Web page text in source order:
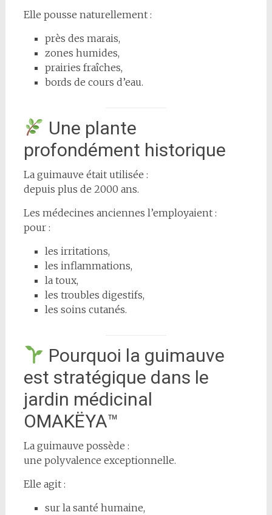
Elle pousse naturellement :
près des marais,
zones humides,
prairies fraîches,
bords de cours d’eau.
Une plante
profondément historique
La guimauve était utilisée :
depuis plus de 2000 ans.
Les médecines anciennes l’employaient :
pour :
les irritations,
les inflammations,
la toux,
les troubles digestifs,
les soins cutanés.
Pourquoi la guimauve
est stratégique dans le
jardin médicinal
OMAKËYA™
La guimauve possède :
une polyvalence exceptionnelle.
Elle agit :
sur la santé humaine,